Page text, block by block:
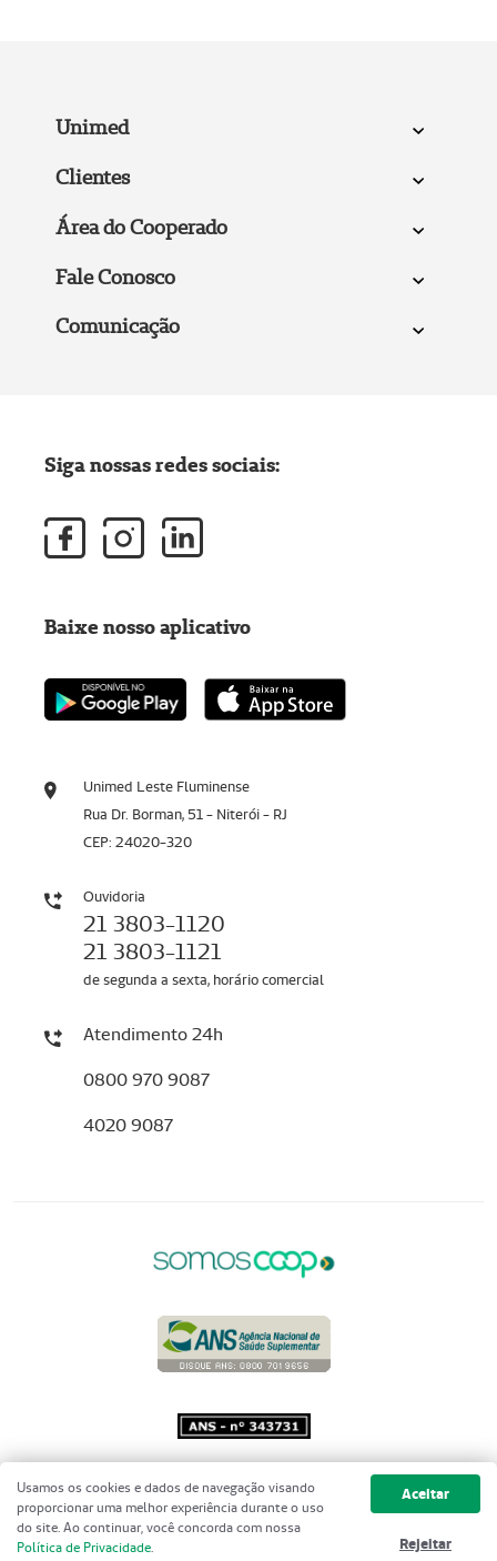
Unimed
Clientes
Área do Cooperado
Fale Conosco
Comunicação
Unimed Leste Fluminense
Rua Dr. Borman, 51 - Niterói - RJ
CEP: 24020-320
Ouvidoria
21 3803-1120
21 3803-1121
de segunda a sexta, horário comercial
Atendimento 24h
0800 970 9087
4020 9087
Siga nossas redes sociais:
Baixe nosso aplicativo
Copyright 2001 - 2026 Unimed do
Brasil - Todos os direitos reservados
Usamos os cookies e dados de navegação visando
proporcionar uma melhor experiência durante o uso
do site. Ao continuar, você concorda com nossa
Política de Privacidade.
Aceitar
Rejeitar